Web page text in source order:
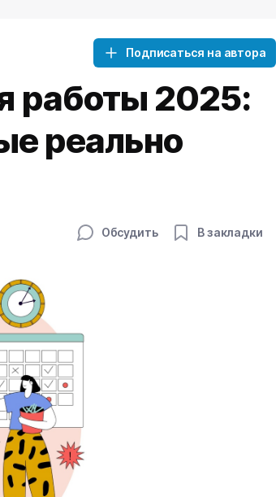
Подписаться на автора
работы 2025:
реально
Обсудить В закладки